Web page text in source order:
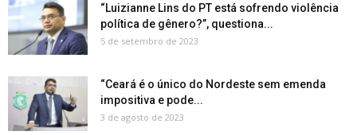
“Luizianne Lins do PT está sofrendo violência
política de gênero?”, questiona...
5 de setembro de 2023
“Ceará é o único do Nordeste sem emenda
impositiva e pode...
3 de agosto de 2023